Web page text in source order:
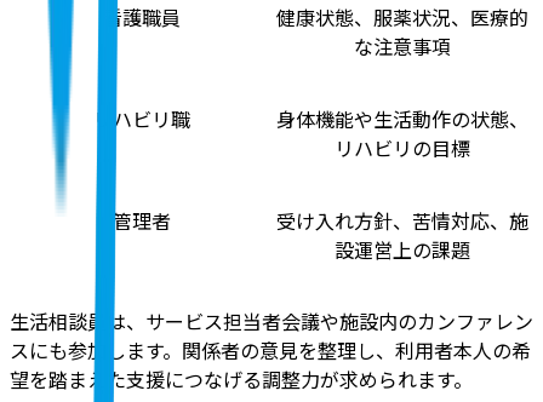
看護職員
健康状態、服薬状況、医療的
な注意事項
リハビリ職
身体機能や生活動作の状態、
リハビリの目標
管理者
受け入れ方針、苦情対応、施
設運営上の課題
生活相談員は、サービス担当者会議や施設内のカンファレン
スにも参加します。関係者の意見を整理し、利用者本人の希
望を踏まえた支援につなげる調整力が求められます。